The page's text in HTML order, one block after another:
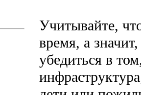
Учитывайте,
время, а
убедиться в